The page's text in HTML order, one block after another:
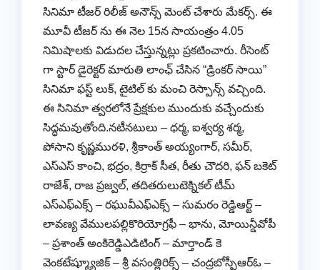
సినిమా టీజర్ రిలీజ్ అనౌన్స్ మెంట్ చేశారు మేకర్స్. ఈ
మూవీ టీజర్ ను ఈ నెల 15న సాయంత్రం 4.05
నిమిషాలకు విడుదల చేస్తున్నట్లు ప్రకటించారు. రీసెంట్
గా స్టార్ డైరెక్టర్ మారుతి లాంఛ్ చేసిన “డ్రింకర్ సాయి”
సినిమా ఫస్ట్ లుక్, టైటిల్ కు మంచి రెస్పాన్స్ వచ్చింది.
ఈ సినిమా త్వరలోనే ప్రేక్షకుల ముందుకు వచ్చేందుకు
సిద్ధమవుతోంది.నటీనటులు – ధర్మ, ఐశ్వర్య శర్మ,
పోసాని కృష్ణమురళి, శ్రీకాంత్ అయ్యంగార్, సమీర్,
ఎస్ఎస్ కాంచి, భద్రం, కిర్రాక్ సీత, రీతు చౌదరి, ఫన్ బకెట్
రాజేశ్, రాజ ప్రజ్వల్, తదితరులుటెక్నికల్ టీమ్
ఎస్ఎఫ్ఎక్స్ – రఘువీఎఫ్ఎక్స్ – సుమరం రెడ్డిఆర్ట్ –
లావణ్య వేములపల్లికొరియోగ్రఫీ – భాను, మోయిన్డీవోపీ
– ప్రశాంత్ అంకిరెడ్డిఎడిటింగ్ – మార్తాండ్ కె
వెంకటేష్మ్యూజిక్ – శ్రీ వసంత్లిరిక్స్ – చంద్రబోస్పీఆర్ఓ –